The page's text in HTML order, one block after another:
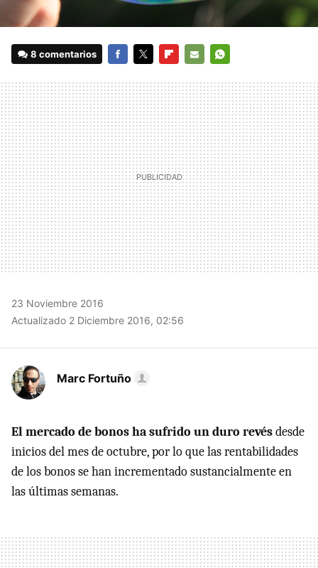
8 comentarios
MAIL
23 Noviembre 2016
Actualizado 2 Diciembre 2016, 02:56
Marc Fortuño
El mercado de bonos ha sufrido un duro revésdesde
inicios del mes de octubre, por lo que las rentabilidades
de los bonos se han incrementado sustancialmente en
las últimas semanas.